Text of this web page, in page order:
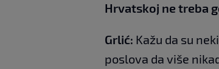
Hrvatskoj ne treba
Grlić: Kažu da su
poslova da više